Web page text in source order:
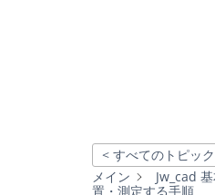
< すべてのトピック
メイン
Jw_cad
置・測定する手順